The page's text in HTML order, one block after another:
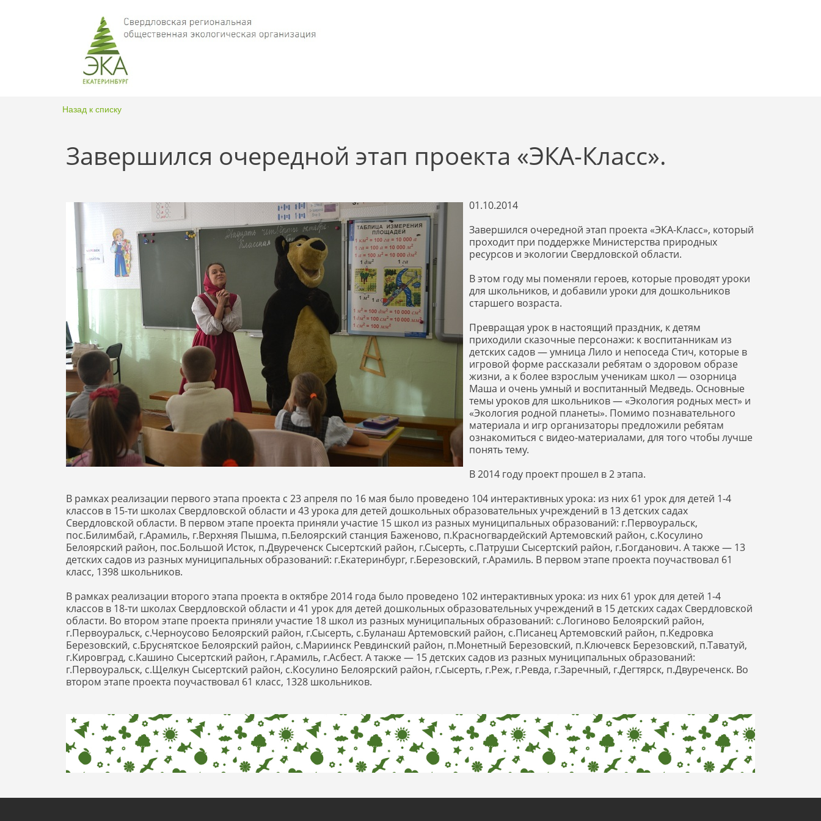
Назад к списку
Завершился очередной этап проекта «ЭКА-Класс».
01.10.2014
Завершился очередной этап проекта «ЭКА-Класс», который
проходит при поддержке Министерства природных
ресурсов и экологии Свердловской области.
В этом году мы поменяли героев, которые проводят уроки
для школьников, и добавили уроки для дошкольников
старшего возраста.
Превращая урок в настоящий праздник, к детям
приходили сказочные персонажи: к воспитанникам из
детских садов — умница Лило и непоседа Стич, которые в
игровой форме рассказали ребятам о здоровом образе
жизни, а к более взрослым ученикам школ — озорница
Маша и очень умный и воспитанный Медведь. Основные
темы уроков для школьников — «Экология родных мест» и
«Экология родной планеты». Помимо познавательного
материала и игр организаторы предложили ребятам
ознакомиться с видео-материалами, для того чтобы лучше
понять тему.
В 2014 году проект прошел в 2 этапа.
В рамках реализации первого этапа проекта с 23 апреля по 16 мая было проведено 104 интерактивных урока: из них 61 урок для детей 1-4
классов в 15-ти школах Свердловской области и 43 урока для детей дошкольных образовательных учреждений в 13 детских садах
Свердловской области. В первом этапе проекта приняли участие 15 школ из разных муниципальных образований: г.Первоуральск,
пос.Билимбай, г.Арамиль, г.Верхняя Пышма, п.Белоярский станция Баженово, п.Красногвардейский Артемовский район, с.Косулино
Белоярский район, пос.Большой Исток, п.Двуреченск Сысертский район, г.Сысерть, с.Патруши Сысертский район, г.Богданович. А также — 13
детских садов из разных муниципальных образований: г.Екатеринбург, г.Березовский, г.Арамиль. В первом этапе проекта поучаствовал 61
класс, 1398 школьников.
В рамках реализации второго этапа проекта в октябре 2014 года было проведено 102 интерактивных урока: из них 61 урок для детей 1-4
классов в 18-ти школах Свердловской области и 41 урок для детей дошкольных образовательных учреждений в 15 детских садах Свердловской
области. Во втором этапе проекта приняли участие 18 школ из разных муниципальных образований: с.Логиново Белоярский район,
г.Первоуральск, с.Черноусово Белоярский район, г.Сысерть, с.Буланаш Артемовский район, с.Писанец Артемовский район, п.Кедровка
Березовский, с.Бруснятское Белоярский район, с.Мариинск Ревдинский район, п.Монетный Березовский, п.Ключевск Березовский, п.Таватуй,
г.Кировград, с.Кашино Сысертский район, г.Арамиль, г.Асбест. А также — 15 детских садов из разных муниципальных образований:
г.Первоуральск, с.Щелкун Сысертский район, с.Косулино Белоярский район, г.Сысерть, г.Реж, г.Ревда, г.Заречный, г.Дегтярск, п.Двуреченск. Во
втором этапе проекта поучаствовал 61 класс, 1328 школьников.